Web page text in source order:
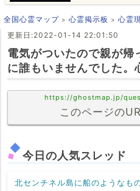
全国心霊マップ 心霊掲示板
心霊
更新日:2022-01-14 22:01:50
電気がついたので親が帰
に誰もいませんでした。
https://ghostmap.jp/
このページの
今日の人気スレッド
北センチネル島に船のようなも